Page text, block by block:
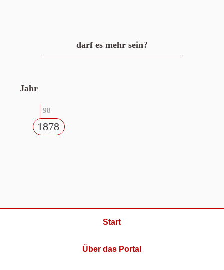
darf es mehr sein?
Jahr
98
1878
Start
Über das Portal